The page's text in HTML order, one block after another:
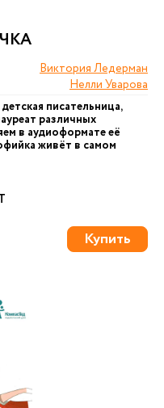
Виктория Ледерман
Нелли Уварова
писательница,
различных
в аудиоформате её
живёт в самом
Купить